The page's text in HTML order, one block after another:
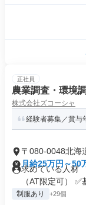
正社員
農業調査・環境
株式会社ズコーシャ
経験者募集／賞与
〒080-0048北海
月給25万円～50
求めている人材
（AT限定可） ✅
制服あり +29個